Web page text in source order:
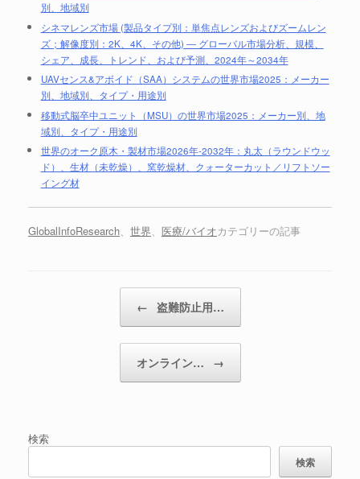
別、地域別
シネマレンズ市場 (製品タイプ別：単焦点レンズおよびズームレン
ズ；解像度別：2K、4K、その他) ― グローバル市場分析、規模、
シェア、成長、トレンド、および予測、2024年～2034年
UAVセンス&アボイド（SAA）システムの世界市場2025：メーカー
別、地域別、タイプ・用途別
移動式脳卒中ユニット（MSU）の世界市場2025：メーカー別、地
域別、タイプ・用途別
世界のオーク原木・製材市場2026年-2032年：丸太（ラウンドウッ
ド）、生材（未乾燥）、窯乾燥材、クォーターカット／リフトソー
イング材
GlobalInfoResearch、 世界、 医療/バイオカテゴリーの記事
← 盗難防止用…
オンライン… →
検索
検索